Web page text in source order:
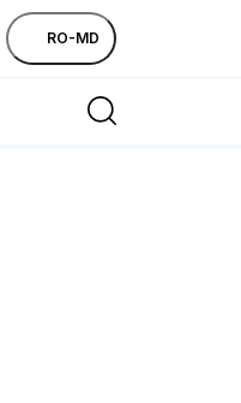
RO-MD